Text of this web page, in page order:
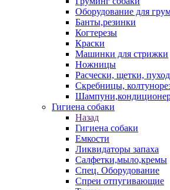
Оборудование для
Банты,резинки
Когтерезы
Краски
Машинки для стрижки
Ножницы
Расчески, щетки,
Скребницы,
Гигиена собаки
Назад
Гигиена собаки
Емкости
Ликвидаторы запаха
Салфетки,мыло,кремы
Спец. Оборудование
Спреи отпугивающие